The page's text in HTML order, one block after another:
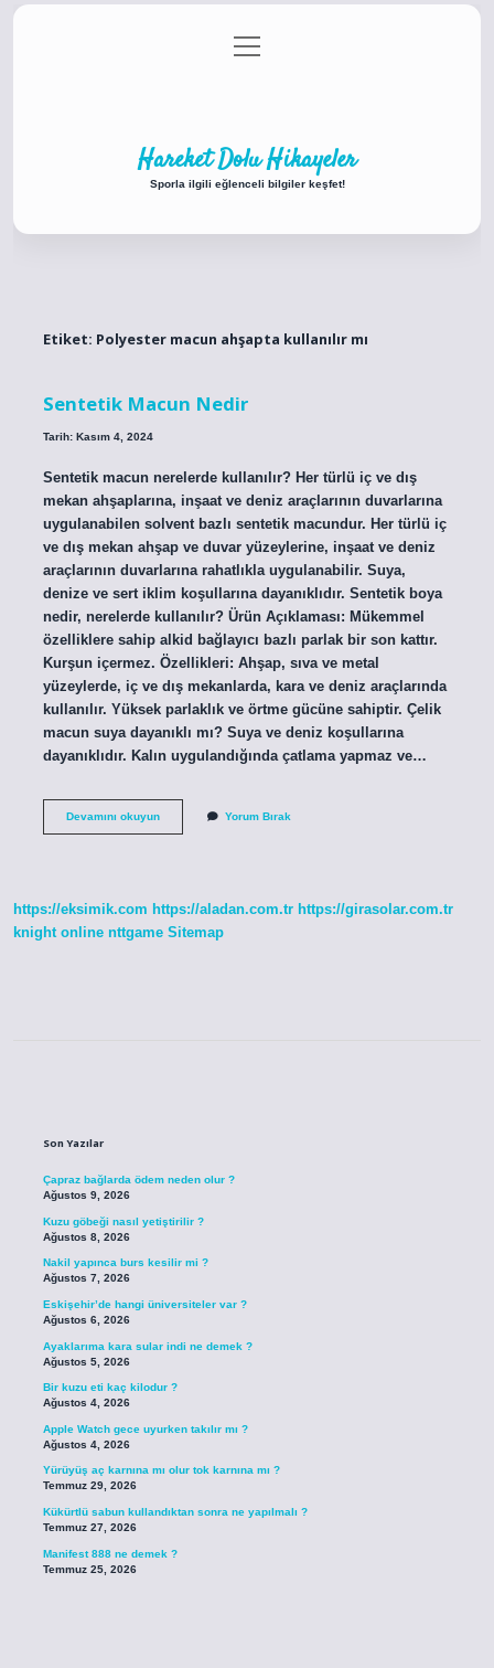
Gizlilik Politikası
menüyü
aç
Hareket Dolu Hikayeler
Sporla ilgili eğlenceli bilgiler keşfet!
Etiket: Polyester macun ahşapta kullanılır mı
Sentetik Macun Nedir
Tarih: Kasım 4, 2024
Sentetik macun nerelerde kullanılır? Her türlü iç ve dış
mekan ahşaplarına, inşaat ve deniz araçlarının duvarlarına
uygulanabilen solvent bazlı sentetik macundur. Her türlü iç
ve dış mekan ahşap ve duvar yüzeylerine, inşaat ve deniz
araçlarının duvarlarına rahatlıkla uygulanabilir. Suya,
denize ve sert iklim koşullarına dayanıklıdır. Sentetik boya
nedir, nerelerde kullanılır? Ürün Açıklaması: Mükemmel
özelliklere sahip alkid bağlayıcı bazlı parlak bir son kattır.
Kurşun içermez. Özellikleri: Ahşap, sıva ve metal
yüzeylerde, iç ve dış mekanlarda, kara ve deniz araçlarında
kullanılır. Yüksek parlaklık ve örtme gücüne sahiptir. Çelik
macun suya dayanıklı mı? Suya ve deniz koşullarına
dayanıklıdır. Kalın uygulandığında çatlama yapmaz ve…
Devamını okuyunSentetik
Yorum Bırak
https://eksimik.com https://aladan.com.tr https://girasolar.com.tr
knight online nttgame Sitemap
Son Yazılar
Çapraz bağlarda ödem neden olur ?
Ağustos 9, 2026
Kuzu göbeği nasıl yetiştirilir ?
Ağustos 8, 2026
Nakil yapınca burs kesilir mi ?
Ağustos 7, 2026
Eskişehir’de hangi üniversiteler var ?
Ağustos 6, 2026
Ayaklarıma kara sular indi ne demek ?
Ağustos 5, 2026
Bir kuzu eti kaç kilodur ?
Ağustos 4, 2026
Apple Watch gece uyurken takılır mı ?
Ağustos 4, 2026
Yürüyüş aç karnına mı olur tok karnına mı ?
Temmuz 29, 2026
Kükürtlü sabun kullandıktan sonra ne yapılmalı ?
Temmuz 27, 2026
Manifest 888 ne demek ?
Temmuz 25, 2026